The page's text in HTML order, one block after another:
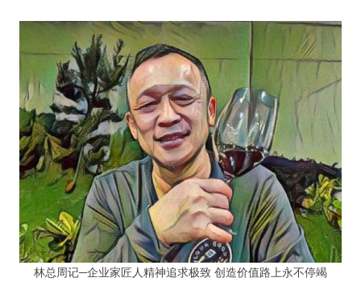
林总周记─企业家匠人精神追求极致 创造价值路上永不停竭